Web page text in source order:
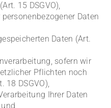
15 DSGVO),
Daten
Daten (Art.
sofern wir
Pflichten noch
18 DSGVO),
Ihrer Daten